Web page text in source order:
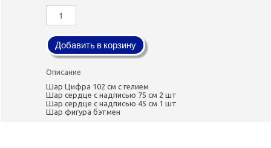
Добавить в корзину
Описание
Шар Цифра 102 см с гелием
Шар сердце с надписью 75 см 2 шт
Шар сердце с надписью 45 см 1 шт
Шар фигура бэтмен